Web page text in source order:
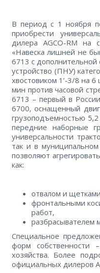
В период с 1 ноября
приобрести
дилера AGCO-RM на
«Навеска лишней не
6713 с дополнительной
устройство (ПНУ)
хвостовиком 1’-3/8 на
мин против часовой
6713 – первый в
6700, оснащенный
грузоподъемностью
передние наборные
универсальности
так и в
позволяют
как:
отвалом и
фронтальными
работ,
разбрасывателем
Специальное
форм
хозяйства. Более
официальных дилеров